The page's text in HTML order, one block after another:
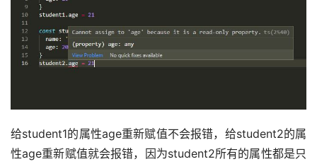
给student1的属性age重新赋值不会报错，给student2的属
性age重新赋值就会报错，因为student2所有的属性都是只